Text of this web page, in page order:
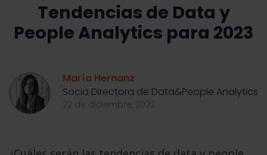
Tendencias de Data y
People Analytics para 2023
María Hernanz
Socia Directora de Data&People Analytics
22 de diciembre, 2022